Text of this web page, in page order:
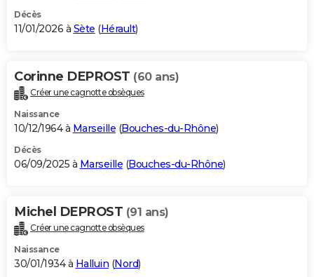
S'inscrire
Se connecter
Lycées
Collèges
Primaires
Universités
Entreprises
Service militaire
Avis de recherche
AVIS DE DÉCÈS
Bricolage
Lifestyle
Culture
Sport
Auto
Television
Voyage
Cinema
Décès
11/01/2026 à Sète (Hérault)
Corinne DEPROST (60 ans)
Créer une cagnotte obsèques
Naissance
10/12/1964 à Marseille (Bouches-du-Rhône)
Décès
06/09/2025 à Marseille (Bouches-du-Rhône)
Michel DEPROST (91 ans)
Créer une cagnotte obsèques
Naissance
30/01/1934 à Halluin (Nord)